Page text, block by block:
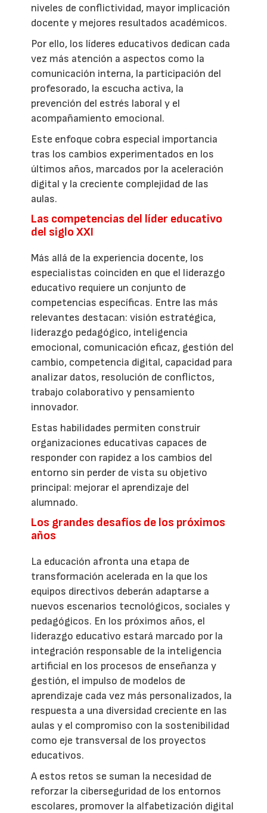
niveles de conflictividad, mayor implicación
docente y mejores resultados académicos.
Por ello, los líderes educativos dedican cada
vez más atención a aspectos como la
comunicación interna, la participación del
profesorado, la escucha activa, la
prevención del estrés laboral y el
acompañamiento emocional.
Este enfoque cobra especial importancia
tras los cambios experimentados en los
últimos años, marcados por la aceleración
digital y la creciente complejidad de las
aulas.
Las competencias del líder educativo
del siglo XXI
Más allá de la experiencia docente, los
especialistas coinciden en que el liderazgo
educativo requiere un conjunto de
competencias específicas. Entre las más
relevantes destacan: visión estratégica,
liderazgo pedagógico, inteligencia
emocional, comunicación eficaz, gestión del
cambio, competencia digital, capacidad para
analizar datos, resolución de conflictos,
trabajo colaborativo y pensamiento
innovador.
Estas habilidades permiten construir
organizaciones educativas capaces de
responder con rapidez a los cambios del
entorno sin perder de vista su objetivo
principal: mejorar el aprendizaje del
alumnado.
Los grandes desafíos de los próximos
años
La educación afronta una etapa de
transformación acelerada en la que los
equipos directivos deberán adaptarse a
nuevos escenarios tecnológicos, sociales y
pedagógicos. En los próximos años, el
liderazgo educativo estará marcado por la
integración responsable de la inteligencia
artificial en los procesos de enseñanza y
gestión, el impulso de modelos de
aprendizaje cada vez más personalizados, la
respuesta a una diversidad creciente en las
aulas y el compromiso con la sostenibilidad
como eje transversal de los proyectos
educativos.
A estos retos se suman la necesidad de
reforzar la ciberseguridad de los entornos
escolares, promover la alfabetización digital